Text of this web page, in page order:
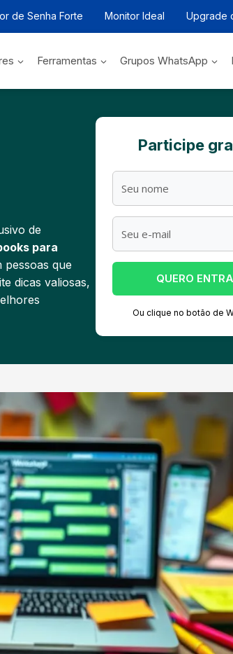
de Senha Forte Monitor Ideal Upgrade
Ferramentas Grupos WhatsApp
de
para
que
dicas valiosas,
Participe
QUERO
Ou clique no botão de